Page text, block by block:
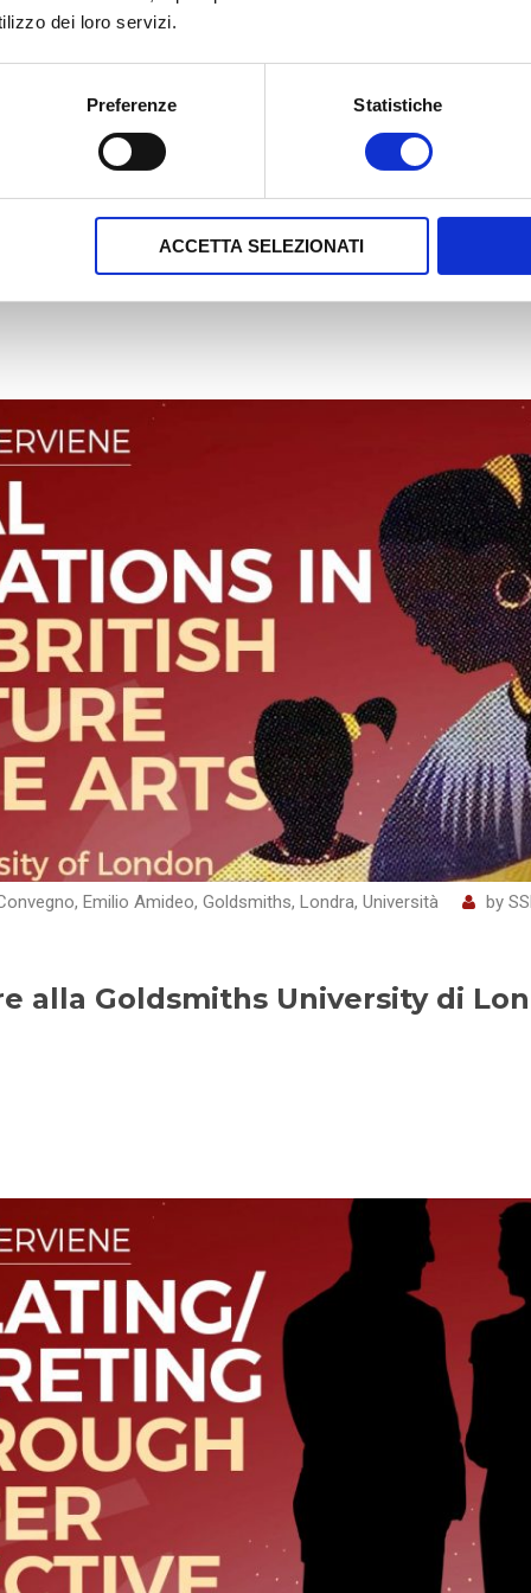
dei loro servizi.
Preferenze Statistiche
ACCETTA SELEZIONATI
,Integrazione SSML Internazionale
dell’Integrazione
, Emilio Amideo, Goldsmiths, Londra, Università by
alla Goldsmiths University di